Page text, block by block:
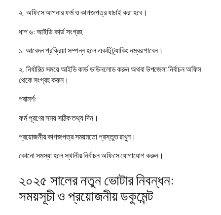
২. অফিসে আপনার ফর্ম ও কাগজপত্র যাচাই করা হবে।
ধাপ ৬: আইডি কার্ড সংগ্রহ
১. আবেদন প্রক্রিয়া সম্পন্ন হলে একটি ট্র্যাকিং নম্বর পাবেন।
২. নির্ধারিত সময়ে আইডি কার্ড ডাউনলোড করুন অথবা উপজেলা নির্বাচন অফিস
থেকে সংগ্রহ করুন।
পরামর্শ:
ফর্ম পূরণের সময় সঠিক তথ্য দিন।
প্রয়োজনীয় কাগজপত্র সময়মতো প্রস্তুত রাখুন।
কোনো সমস্যা হলে স্থানীয় নির্বাচন অফিসে যোগাযোগ করুন।
২০২৫ সালের নতুন ভোটার নিবন্ধন:
সময়সূচী ও প্রয়োজনীয় ডকুমেন্ট